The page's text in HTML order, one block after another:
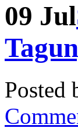
09 Jul
Posted